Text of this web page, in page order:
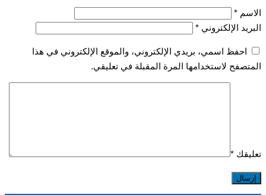
*
الإلكتروني *
احفظ اسمي، بريدي الإلكتروني، والموقع الإلكتروني في هذا
لاستخدامها المرة المقبلة في تعليقي.
*